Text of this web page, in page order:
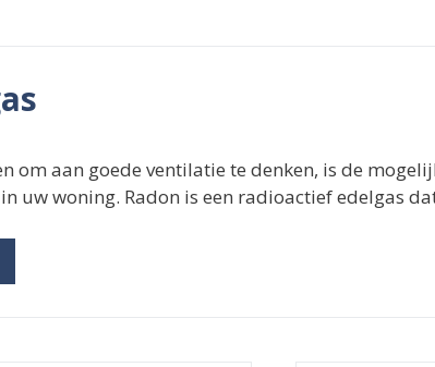
om aan goede ventilatie te denken, is de
uw woning. Radon is een radioactief edelgas